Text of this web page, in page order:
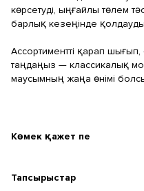
көрсетуді, ыңғайлы төлем
барлық кезеңінде
Ассортиментті қарап шығып,
таңдаңыз — классикалық
маусымның жаңа өнімі
Көмек қажет пе
Тапсырыстар